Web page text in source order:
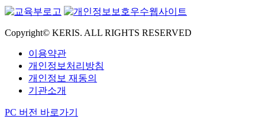
Copyright© KERIS. ALL RIGHTS RESERVED
이용약관
개인정보처리방침
개인정보 재동의
기관소개
PC 버전 바로가기